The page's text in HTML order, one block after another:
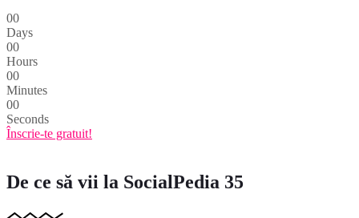
00
Days
00
Hours
00
Minutes
00
Seconds
Înscrie-te gratuit!
De ce să vii la SocialPedia 35